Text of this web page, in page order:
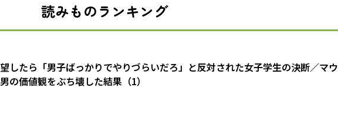
読みものランキング
したら「男子ばっかりでやりづらいだろ」と反対された女子学生の決断／マウ
の価値観をぶち壊した結果（1）